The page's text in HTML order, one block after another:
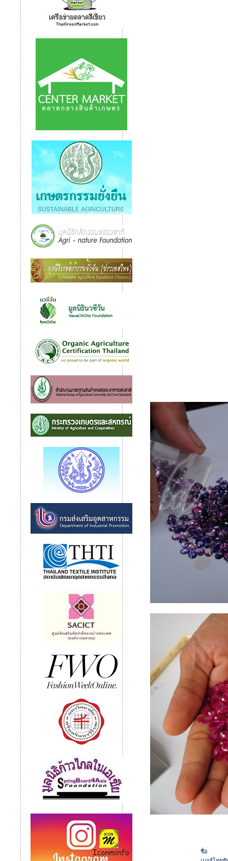
รายละเอียด
« Back
รูปๆคำๆ / Photo Story
ปฏิทินตั้งโต๊ะ "ภา
รวมมิตรสถานที่รั
เดินเล่นบนเกาะกูด
คิดฮอดเจียงฮาย...
โครงการศุภาลัย
ทริปถ่ายภาพ จาก
โครงการดีๆ โดย
ฟ้าใสหัวใจสวย...
on my way...ผล